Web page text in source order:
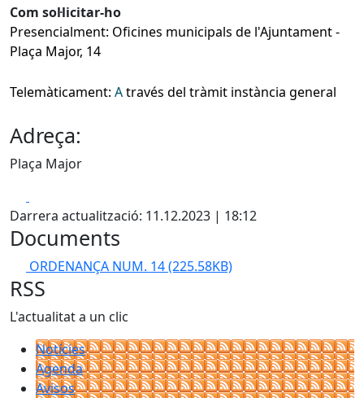
Com sol·licitar-ho
Presencialment: Oficines municipals de l'Ajuntament -
Plaça Major, 14
Telemàticament: Através del tràmit instància general
Adreça:
Plaça Major
Darrera actualització: 11.12.2023 | 18:12
Documents
ORDENANÇA NUM. 14(225.58KB)
RSS
L'actualitat a un clic
Notícies
Agenda
Avisos